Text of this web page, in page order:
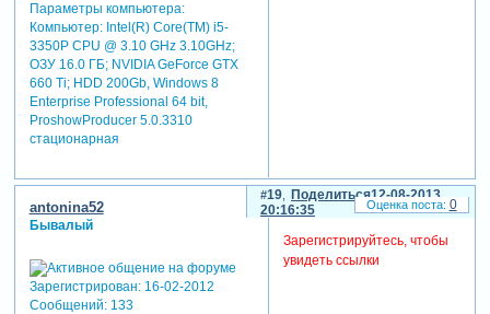
Параметры компьютера:
Компьютер: Intel(R) Core(TM) i5-
3350P CPU @ 3.10 GHz 3.10GHz;
ОЗУ 16.0 ГБ; NVIDIA GeForce GTX
660 Ti; HDD 200Gb, Windows 8
Enterprise Professional 64 bit,
ProshowProducer 5.0.3310
стационарная
Поделиться
19
12-08-2013
20:16:35
antonina52
Бывалый
Зарегистрирован: 16-02-2012
Сообщений:133
Зарегистрируйтесь, чтобы
увидеть ссылки
0